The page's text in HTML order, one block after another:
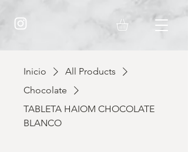
Inicio
All Products
Chocolate
TABLETA HAIOM CHOCOLATE
BLANCO